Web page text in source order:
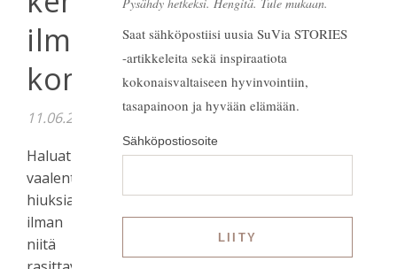
ilman
kompromisseja
11.06.2026
Haluatko
vaalentaa
hiuksia
ilman
niitä
Saat sähköpostiisi uusia SuVia STORIES
-artikkeleita sekä inspiraatiota
kokonaisvaltaiseen hyvinvointiin,
tasapainoon ja hyvään elämään.
Sähköpostiosoite